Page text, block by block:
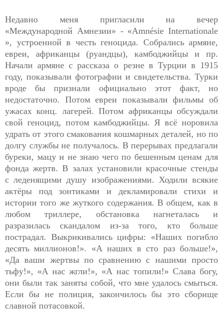
Недавно меня пригласили на вечер
«Международной Амнезии» - «Amnésie Internationale
», устроенной в честь геноцида. Собрались армяне,
евреи, африканцы (руандцы), камбоджийцы и пр.
Начали армяне с рассказа о резне в Турции в 1915
году, показывали фотографии и свидетельства. Турки
вроде бы признали официально этот факт, но
недостаточно. Потом евреи показывали фильмы об
ужасах конц. лагерей. Потом африканцы обсуждали
свой геноцид, потом камбоджийцы. Я всё норовила
удрать от этого смакования кошмарных деталей, но по
долгу службы не получалось. В перерывах предлагали
буреки, мацу и не знаю чего по бешенным ценам для
фонда жертв. В залах установили красочные стенды
следенящими душу изображениями. Ходили всякие
актёры под зонтиками и декламировали стихи и
истории того же жуткого содержания. В общем, как в
любом триллере, обстановка нагнеталась и
разразилась скандалом из-за того, кто больше
пострадал. Выкрикивались цифры: «Наших погибло
десять миллионов!». «А наших в сто раз больше!»,
«Да ваши жертвы по сравнению с нашими просто
тьфу!», «А нас жгли!», «А нас топили!» Слава богу,
они были так заняты собой, что мне удалось смыться.
Если бы не полиция, закончилось бы это сборище
славной потасовкой.